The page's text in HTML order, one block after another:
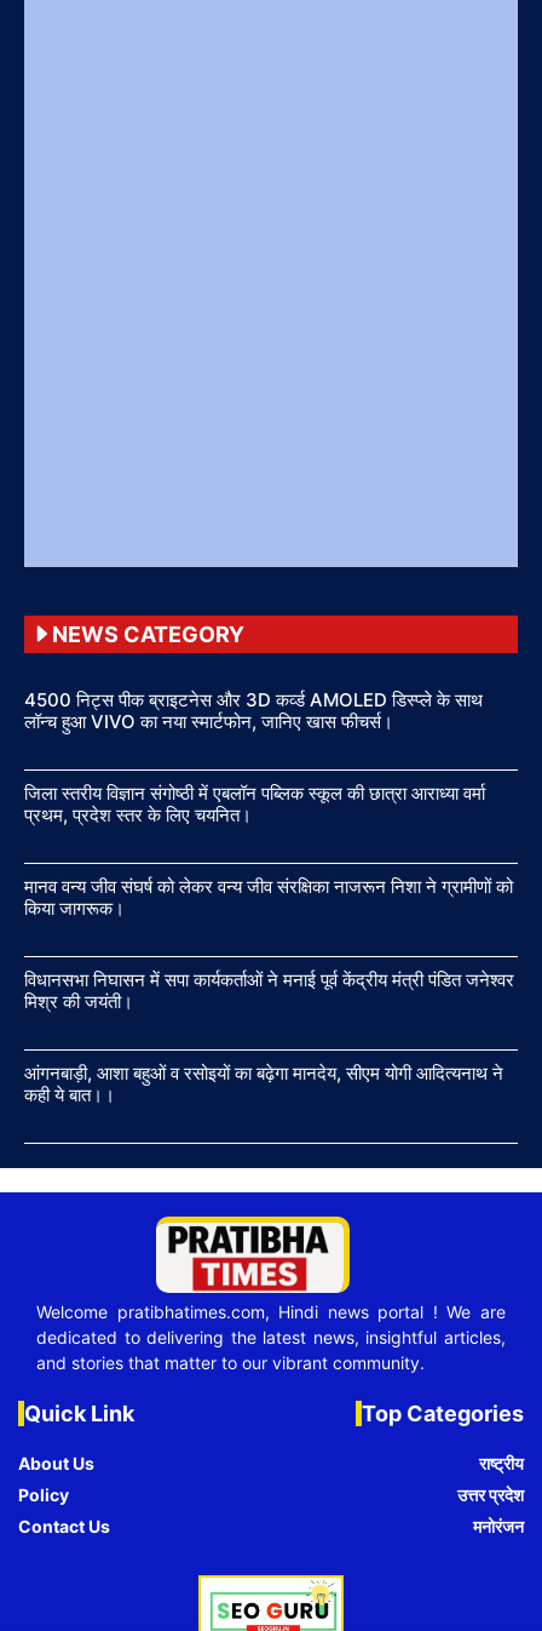
NEWS CATEGORY
4500 निट्स पीक ब्राइटनेस और 3D कर्व्ड AMOLED डिस्प्ले के साथ
लॉन्च हुआ VIVO का नया स्मार्टफोन, जानिए खास फीचर्स।
जिला स्तरीय विज्ञान संगोष्ठी में एबलॉन पब्लिक स्कूल की छात्रा आराध्या वर्मा
प्रथम, प्रदेश स्तर के लिए चयनित।
मानव वन्य जीव संघर्ष को लेकर वन्य जीव संरक्षिका नाजरून निशा ने ग्रामीणों को
किया जागरूक।
विधानसभा निघासन में सपा कार्यकर्ताओं ने मनाई पूर्व केंद्रीय मंत्री पंडित जनेश्वर
मिश्र की जयंती।
आंगनबाड़ी, आशा बहुओं व रसोइयों का बढ़ेगा मानदेय, सीएम योगी आदित्यनाथ ने
कही ये बात।।
Welcome pratibhatimes.com, Hindi news portal ! We are
dedicated to delivering the latest news, insightful articles,
and stories that matter to our vibrant community.
Quick Link
About Us
Policy
Contact Us
Top Categories
राष्ट्रीय
उत्तर प्रदेश
मनोरंजन